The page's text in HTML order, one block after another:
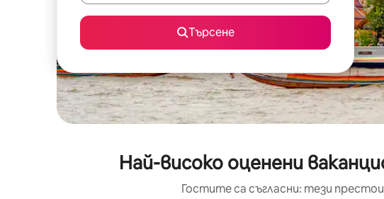
Търсене
Най-високо оценени
Гостите са съгласни: тези